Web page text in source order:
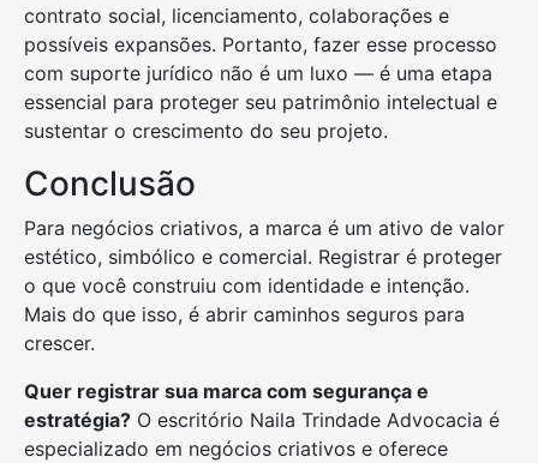
contrato social, licenciamento, colaborações e
possíveis expansões. Portanto, fazer esse processo
com suporte jurídico não é um luxo — é uma etapa
essencial para proteger seu patrimônio intelectual e
sustentar o crescimento do seu projeto.
Conclusão
Para negócios criativos, a marca é um ativo de valor
estético, simbólico e comercial. Registrar é proteger
o que você construiu com identidade e intenção.
Mais do que isso, é abrir caminhos seguros para
crescer.
Quer registrar sua marca com segurança e
estratégia? O escritório Naila Trindade Advocacia é
especializado em negócios criativos e oferece